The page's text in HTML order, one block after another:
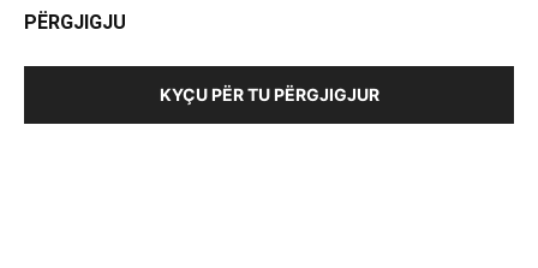
PËRGJIGJU
KYÇU PËR TU PËRGJIGJUR